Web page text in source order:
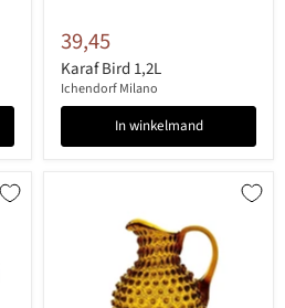
39,45
Karaf Bird 1,2L
Ichendorf Milano
In winkelmand